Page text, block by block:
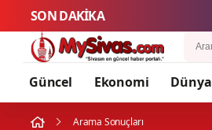
SON DAKİKA
Güncel Ekonomi Dünya
Arama Sonuçları